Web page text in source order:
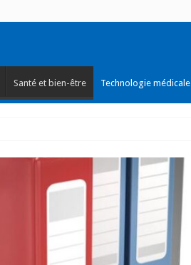
Santé et bien-être Technologie médicale